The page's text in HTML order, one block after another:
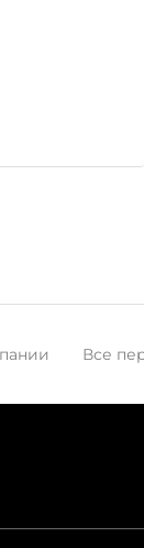
Все